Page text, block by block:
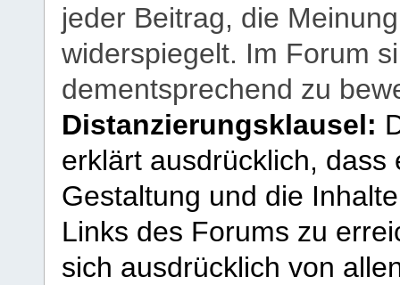
jeder Beitrag, die
widerspiegelt. Im Forum
dementsprechend zu
Distanzierungsklausel:
erklärt ausdrücklich,
Gestaltung und die
Links des Forums zu
sich ausdrücklich von